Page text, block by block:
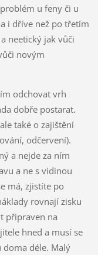
u feny či u
i dříve než po třetím
neetický jak vůči
novým
odchovat vrh
dobře postarat.
také o zajištění
odčervení).
a nejde za ním
a ne s vidinou
má, zjistíte po
rovnají zisku
připraven na
hned a musí se
doma déle. Malý